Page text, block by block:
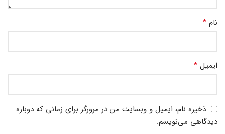
نام *
ایمیل *
ذخیره نام، ایمیل و وبسایت من در مرورگر برای زمانی که دوباره
دیدگاهی می‌نویسم.